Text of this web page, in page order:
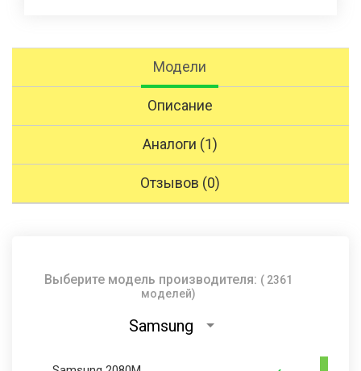
Модели
Описание
Аналоги (1)
Отзывов (0)
Выберите модель производителя: ( 2361
моделей)
Samsung